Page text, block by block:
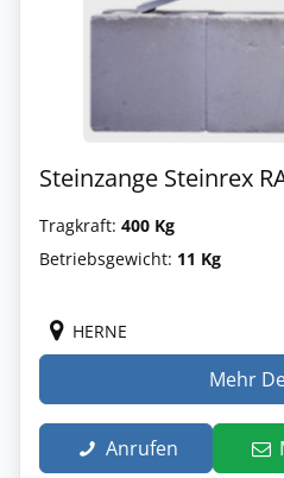
Steinzange Steinrex
Tragkraft: 400 Kg
Betriebsgewicht: 11 Kg
HERNE
Mehr
Anrufen